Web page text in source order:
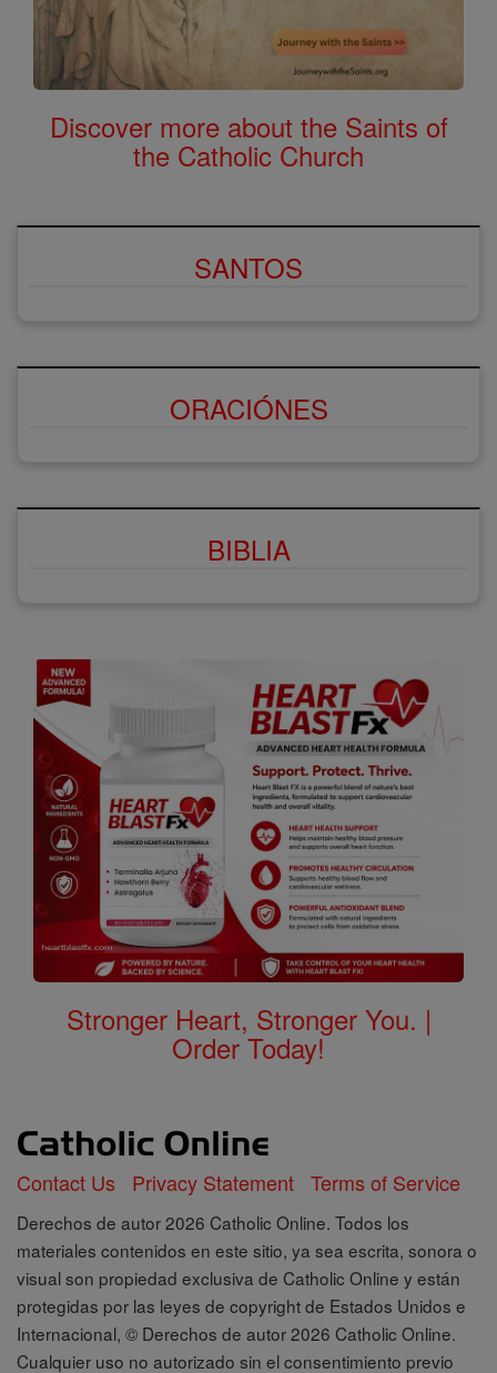
Discover more about the Saints of
the Catholic Church
SANTOS
ORACIÓNES
BIBLIA
Stronger Heart, Stronger You. |
Order Today!
Contact Us Privacy Statement Terms of Service
Derechos de autor 2026 Catholic Online. Todos los
materiales contenidos en este sitio, ya sea escrita, sonora o
visual son propiedad exclusiva de Catholic Online y están
protegidas por las leyes de copyright de Estados Unidos e
Internacional, © Derechos de autor 2026 Catholic Online.
Cualquier uso no autorizado sin el consentimiento previo